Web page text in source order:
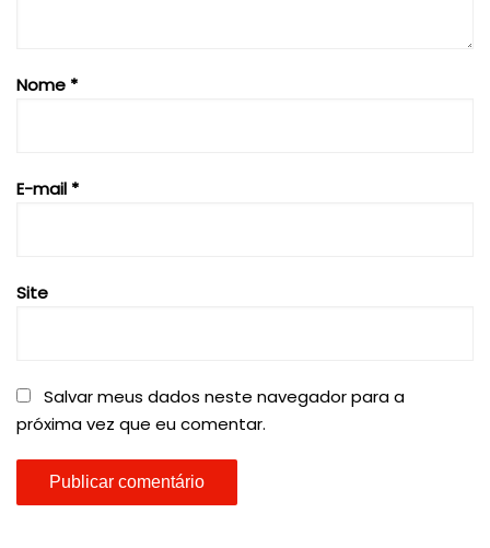
Nome *
E-mail *
Site
Salvar meus dados neste navegador para a
próxima vez que eu comentar.